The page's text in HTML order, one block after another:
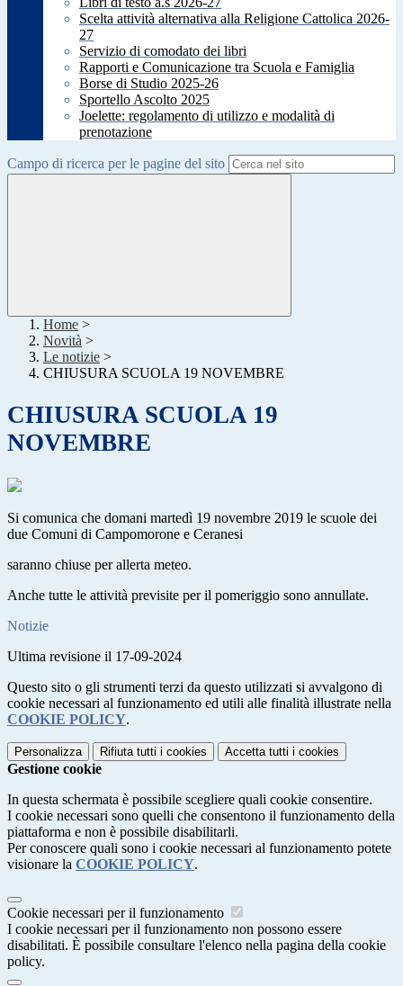
Scelta attività alternativa alla Religione Cattolica 2026-
27
Servizio di comodato dei libri
Rapporti e Comunicazione tra Scuola e Famiglia
Borse di Studio 2025-26
Sportello Ascolto 2025
Joelette: regolamento di utilizzo e modalità di
prenotazione
Campo di ricerca per le pagine del sito
Home >
Novità >
Le notizie >
CHIUSURA SCUOLA 19 NOVEMBRE
CHIUSURA SCUOLA 19
NOVEMBRE
Si comunica che domani martedì 19 novembre 2019 le scuole dei
due Comuni di Campomorone e Ceranesi
saranno chiuse per allerta meteo.
Anche tutte le attività previsite per il pomeriggio sono annullate.
Notizie
Ultima revisione il 17-09-2024
Questo sito o gli strumenti terzi da questo utilizzati si avvalgono di
cookie necessari al funzionamento ed utili alle finalità illustrate nella
COOKIE POLICY.
Personalizza Rifiuta tutti i cookies Accetta tutti i cookies
Gestione cookie
In questa schermata è possibile scegliere quali cookie consentire.
I cookie necessari sono quelli che consentono il funzionamento della
piattaforma e non è possibile disabilitarli.
Per conoscere quali sono i cookie necessari al funzionamento potete
visionare la COOKIE POLICY.
Cookie necessari per il funzionamento
I cookie necessari per il funzionamento non possono essere
disabilitati. È possibile consultare l'elenco nella pagina della cookie
policy.